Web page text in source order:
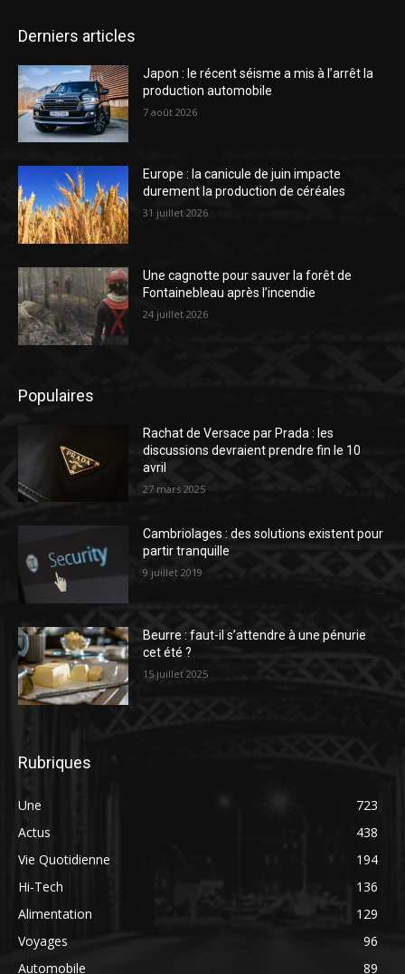
Derniers articles
Japon : le récent séisme a mis à l’arrêt la
production automobile
7 août 2026
Europe : la canicule de juin impacte
durement la production de céréales
31 juillet 2026
Une cagnotte pour sauver la forêt de
Fontainebleau après l’incendie
24 juillet 2026
Populaires
Rachat de Versace par Prada : les
discussions devraient prendre fin le 10
avril
27 mars 2025
Cambriolages : des solutions existent pour
partir tranquille
9 juillet 2019
Beurre : faut-il s’attendre à une pénurie
cet été ?
15 juillet 2025
Rubriques
Une
723
Actus
438
Vie Quotidienne
194
Hi-Tech
136
Alimentation
129
Voyages
96
Automobile
89